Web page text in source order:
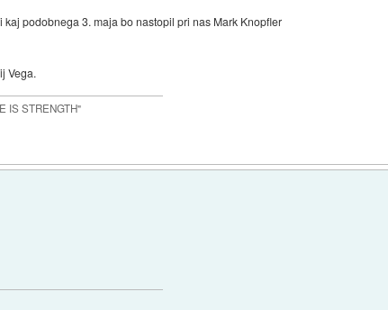
podobnega 3. maja bo nastopil pri nas Mark Knopfler
Vega.
IS STRENGTH"